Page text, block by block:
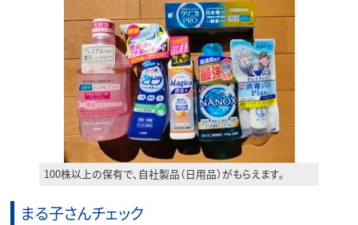
100株以上の保有で、自社製品（日用品）がもらえます。
まる子さんチェック